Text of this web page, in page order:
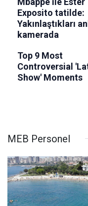
MEB Personel